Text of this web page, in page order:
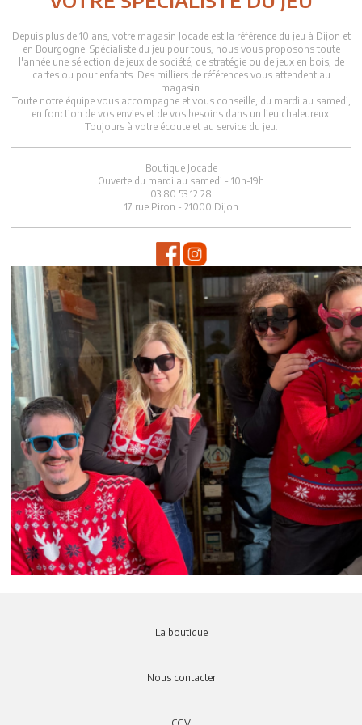
Depuis plus de 10 ans, votre magasin Jocade est la référence du jeu à Dijon et
en Bourgogne. Spécialiste du jeu pour tous, nous vous proposons toute
l'année une sélection de jeux de société, de stratégie ou de jeux en bois, de
cartes ou pour enfants. Des milliers de références vous attendent au
magasin.
Toute notre équipe vous accompagne et vous conseille, du mardi au samedi,
en fonction de vos envies et de vos besoins dans un lieu chaleureux.
Toujours à votre écoute et au service du jeu.
Boutique Jocade
Ouverte du mardi au samedi - 10h-19h
03 80 53 12 28
17 rue Piron - 21000 Dijon
La boutique
Nous contacter